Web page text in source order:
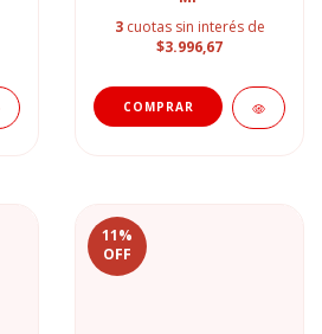
3 cuotas sin interés de
$3.996,67
11%
OFF